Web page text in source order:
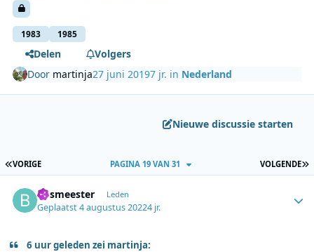
1983 1985
Delen
Volgers
Door martinja27 juni 20197 jr. in Nederland
Nieuwe discussie starten
EERSTE PAGINA
VORIGE VOLGENDE
PAGINA 19 VAN 31
Bosmeester Leden
Geplaatst4 augustus 20224 jr.
6 uur geleden zei martinja: